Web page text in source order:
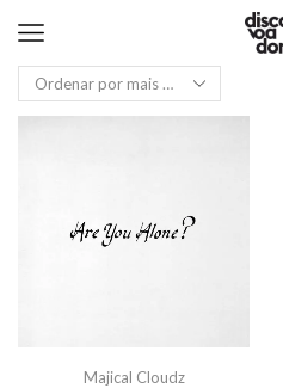
Majical Cloudz